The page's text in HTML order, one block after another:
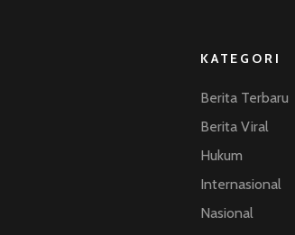
KATEGORI
Berita Terbaru
Berita Viral
Hukum
Internasional
Nasional